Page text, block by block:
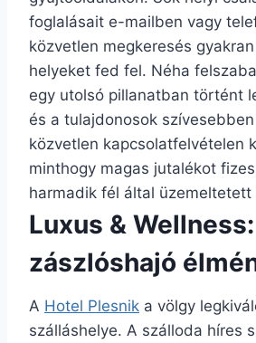
foglalásait e-mailben vagy
közvetlen megkeresés
helyeket fed fel. Néha
egy utolsó pillanatban történt
és a tulajdonosok
közvetlen kapcsolatfelvételen
minthogy magas jutalékot
harmadik fél által
Luxus &
zászlóshajó
A Hotel Plesnik a völgy
szálláshelye. A szálloda híres